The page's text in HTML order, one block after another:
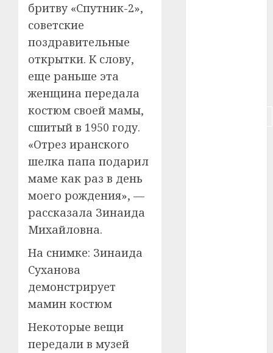
бритву «Спутник-2»,
советские
поздравительные
открытки. К слову,
еще раньше эта
женщина передала
костюм своей мамы,
сшитый в 1950 году.
«Отрез иранского
шелка папа подарил
маме как раз в день
моего рождения», —
рассказала Зинаида
Михайловна.
На снимке: Зинаида
Суханова
демонстрирует
мамин костюм
Некоторые вещи
передали в музей